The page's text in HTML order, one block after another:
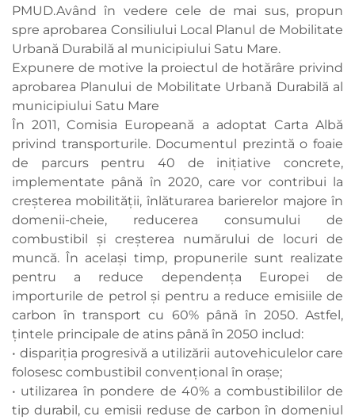
PMUD.Având în vedere cele de mai sus, propun
spre aprobarea Consiliului Local Planul de Mobilitate
Urbană Durabilă al municipiului Satu Mare.
Expunere de motive la proiectul de hotărâre privind
aprobarea Planului de Mobilitate Urbană Durabilă al
municipiului Satu Mare
În 2011, Comisia Europeană a adoptat Carta Albă
privind transporturile. Documentul prezintă o foaie
de parcurs pentru 40 de iniţiative concrete,
implementate până în 2020, care vor contribui la
creşterea mobilităţii, înlăturarea barierelor majore în
domenii-cheie, reducerea consumului de
combustibil şi creşterea numărului de locuri de
muncă. În acelaşi timp, propunerile sunt realizate
pentru a reduce dependenţa Europei de
importurile de petrol şi pentru a reduce emisiile de
carbon în transport cu 60% până în 2050. Astfel,
ţintele principale de atins până în 2050 includ:
• dispariţia progresivă a utilizării autovehiculelor care
folosesc combustibil convenţional în oraşe;
• utilizarea în pondere de 40% a combustibililor de
tip durabil, cu emisii reduse de carbon în domeniul